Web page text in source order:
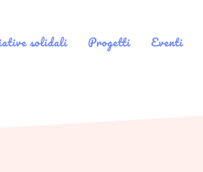
solidali Progetti Eventi